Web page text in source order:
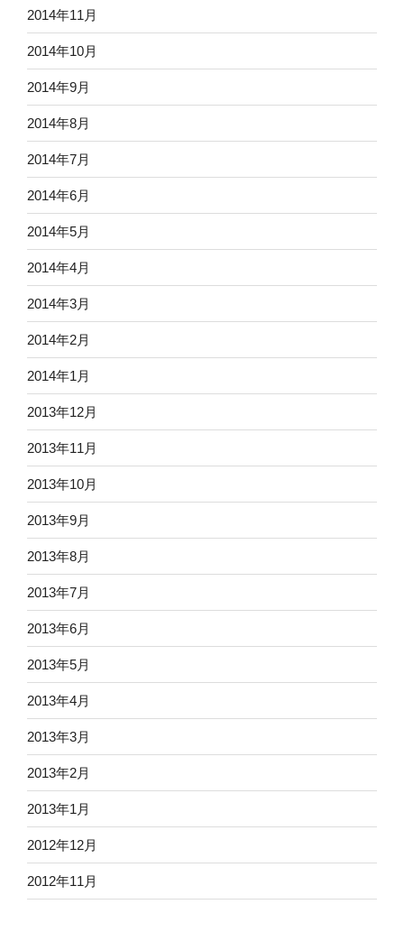
2014年11月
2014年10月
2014年9月
2014年8月
2014年7月
2014年6月
2014年5月
2014年4月
2014年3月
2014年2月
2014年1月
2013年12月
2013年11月
2013年10月
2013年9月
2013年8月
2013年7月
2013年6月
2013年5月
2013年4月
2013年3月
2013年2月
2013年1月
2012年12月
2012年11月